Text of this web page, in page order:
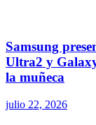
Samsung
Ultra2 y
la muñeca
julio 22, 2026